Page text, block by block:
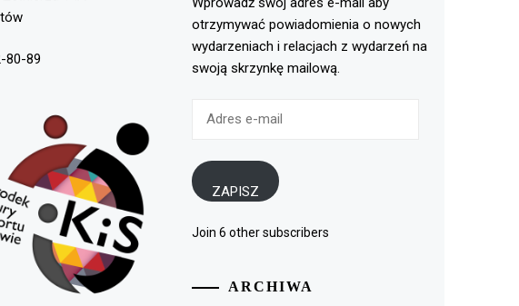
80-89
otrzymywać powiadomienia o nowych
wydarzeniach i relacjach z wydarzeń na
swoją skrzynkę mailową.
ZAPISZ
Join 6 other subscribers
ARCHIWA